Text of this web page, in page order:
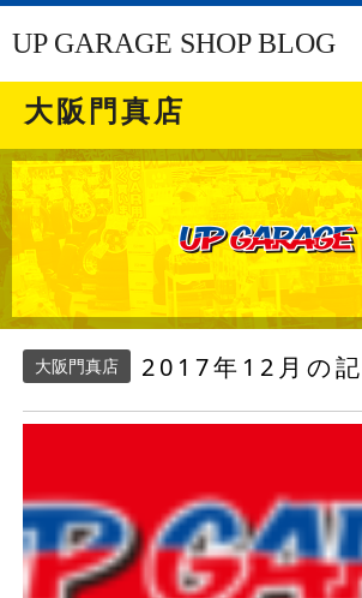
UP GARAGE SHOP BLOG
大阪門真店
大阪門真店 2017年12月の